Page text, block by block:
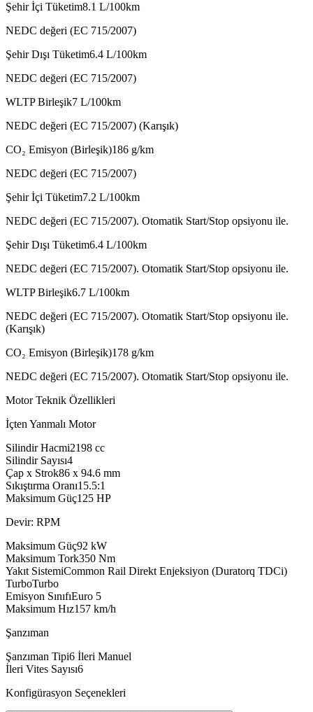
Şehir İçi Tüketim8.1 L/100km
NEDC değeri (EC 715/2007)
Şehir Dışı Tüketim6.4 L/100km
NEDC değeri (EC 715/2007)
WLTP Birleşik7 L/100km
NEDC değeri (EC 715/2007) (Karışık)
CO₂ Emisyon (Birleşik)186 g/km
NEDC değeri (EC 715/2007)
Şehir İçi Tüketim7.2 L/100km
NEDC değeri (EC 715/2007). Otomatik Start/Stop opsiyonu ile.
Şehir Dışı Tüketim6.4 L/100km
NEDC değeri (EC 715/2007). Otomatik Start/Stop opsiyonu ile.
WLTP Birleşik6.7 L/100km
NEDC değeri (EC 715/2007). Otomatik Start/Stop opsiyonu ile.
(Karışık)
CO₂ Emisyon (Birleşik)178 g/km
NEDC değeri (EC 715/2007). Otomatik Start/Stop opsiyonu ile.
Motor Teknik Özellikleri
İçten Yanmalı Motor
Silindir Hacmi2198 cc
Silindir Sayısı4
Çap x Strok86 x 94.6 mm
Sıkıştırma Oranı15.5:1
Maksimum Güç125 HP
Devir: RPM
Maksimum Güç92 kW
Maksimum Tork350 Nm
Yakıt SistemiCommon Rail Direkt Enjeksiyon (Duratorq TDCi)
TurboTurbo
Emisyon SınıfıEuro 5
Maksimum Hız157 km/h
Şanzıman
Şanzıman Tipi6 İleri Manuel
İleri Vites Sayısı6
Konfigürasyon Seçenekleri